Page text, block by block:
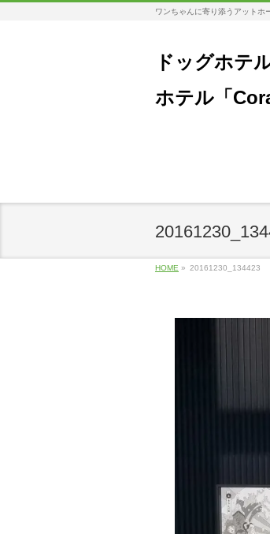
ワンちゃんに寄り添うアットホ
ドッグホテ
ホテル「
HOME » 20161230_134423